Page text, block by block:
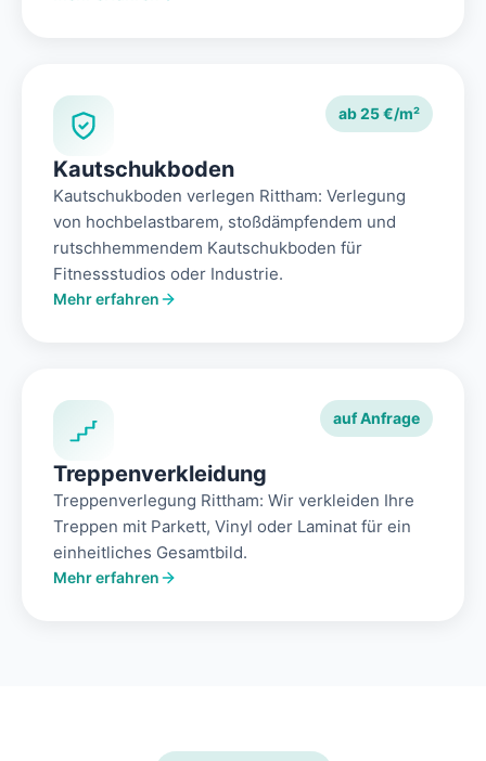
ab 25 €/m²
Kautschukboden
Kautschukboden verlegen Rittham: Verlegung
von hochbelastbarem, stoßdämpfendem und
rutschhemmendem Kautschukboden für
Fitnessstudios oder Industrie.
Mehr erfahren
auf Anfrage
Treppenverkleidung
Treppenverlegung Rittham: Wir verkleiden Ihre
Treppen mit Parkett, Vinyl oder Laminat für ein
einheitliches Gesamtbild.
Mehr erfahren